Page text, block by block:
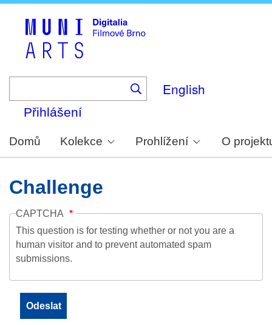
English
Přihlášení
Domů Kolekce Prohlížení O
Challenge
CAPTCHA
This question is for testing whether or not you are a
human visitor and to prevent automated spam
submissions.